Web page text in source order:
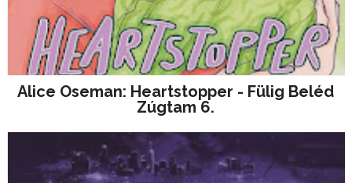
Alice Oseman: Heartstopper - Fülig Beléd
Zúgtam 6.